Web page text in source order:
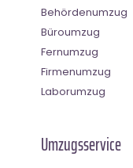
Behördenumzug
Büroumzug
Fernumzug
Firmenumzug
Laborumzug
Umzugsservice